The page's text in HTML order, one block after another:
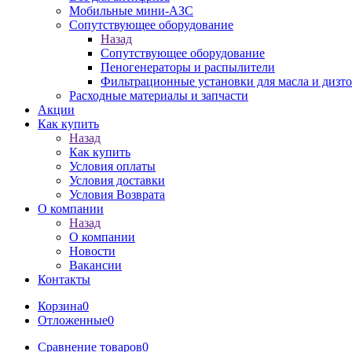
Мобильные мини-АЗС
Сопутствующее оборудование
Назад
Сопутствующее оборудование
Пеногенераторы и распылители
Фильтрационные установки для масла и
Расходные материалы и запчасти
Акции
Как купить
Назад
Как купить
Условия оплаты
Условия доставки
Условия Возврата
О компании
Назад
О компании
Новости
Вакансии
Контакты
Корзина0
Отложенные0
Сравнение товаров0